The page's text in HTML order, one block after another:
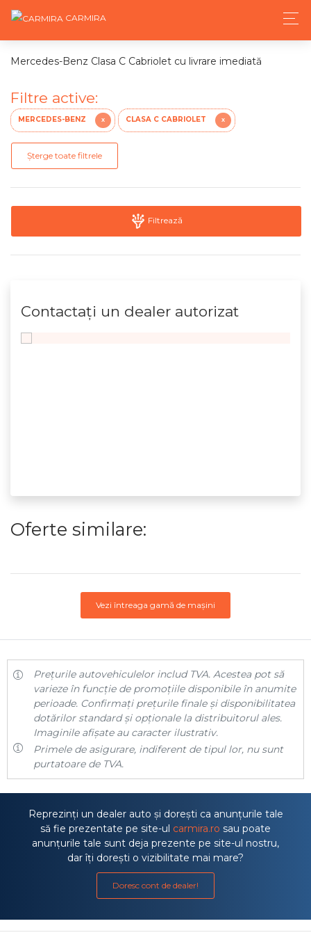
CARMIRA
Mercedes-Benz Clasa C Cabriolet cu livrare imediată
Filtre active:
MERCEDES-BENZ X CLASA C CABRIOLET X
Șterge toate filtrele
Filtrează
Contactaţi un dealer autorizat
Oferte similare:
Vezi întreaga gamă de mașini
Prețurile autovehiculelor includ TVA. Acestea pot să
varieze în funcție de promoțiile disponibile în anumite
perioade. Confirmați prețurile finale și disponibilitatea
dotărilor standard și opționale la distribuitorul ales.
Imaginile afișate au caracter ilustrativ.
Primele de asigurare, indiferent de tipul lor, nu sunt
purtatoare de TVA.
Reprezinți un dealer auto și dorești ca anunțurile tale
să fie prezentate pe site-ul carmira.ro sau poate
anunțurile tale sunt deja prezente pe site-ul nostru,
dar îți dorești o vizibilitate mai mare?
Doresc cont de dealer!